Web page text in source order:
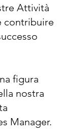
Attività
contribuire
figura
nostra
Manager.